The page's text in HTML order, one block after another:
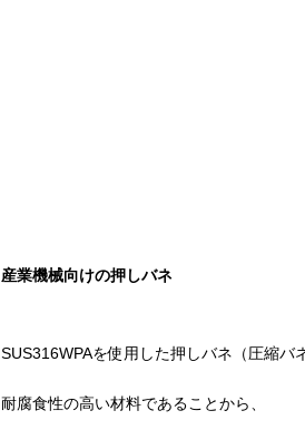
産業機械向けの押しバネ
SUS316WPAを使用した押しバネ（圧縮バ
耐腐食性の高い材料であることから、